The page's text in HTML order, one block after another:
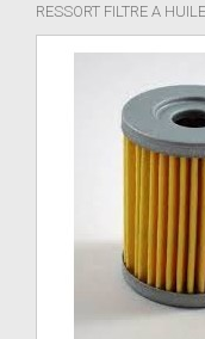
RESSORT FILTRE A